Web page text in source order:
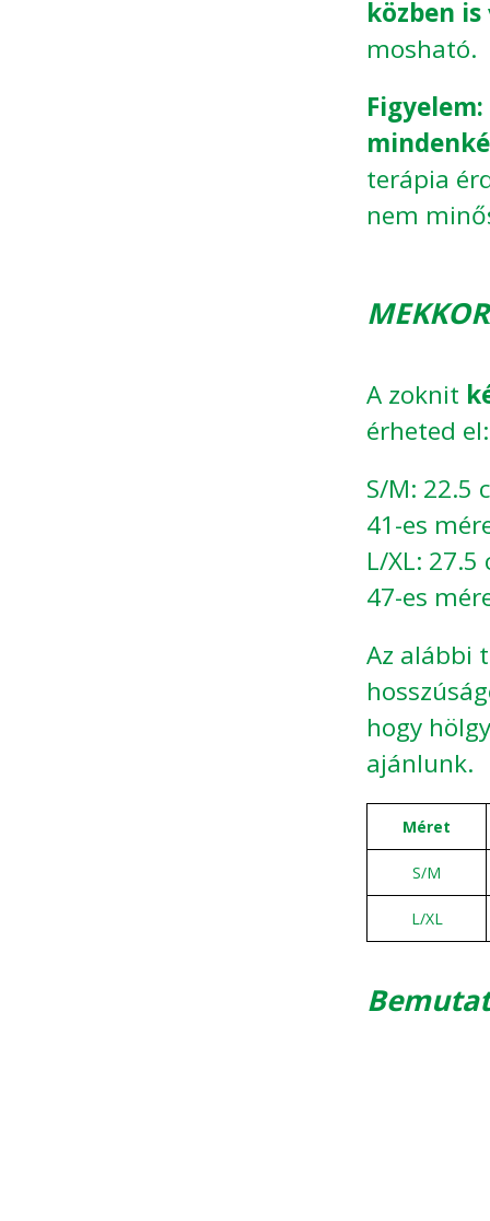
közben is
mosható.
Figyelem:
terápia
nem
A zoknit
érheted el:
S/M: 22.5
41-es
L/XL:
47-es
Az alábbi
hogy
ajánlunk.
Méret
S/M
L/XL